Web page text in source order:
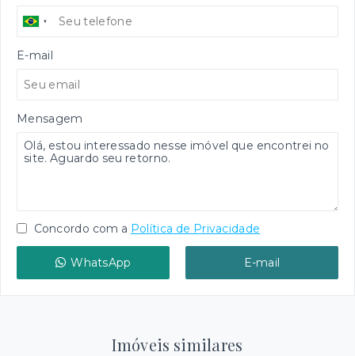
E-mail
Mensagem
Concordo com a Política de Privacidade
WhatsApp E-mail
Imóveis similares